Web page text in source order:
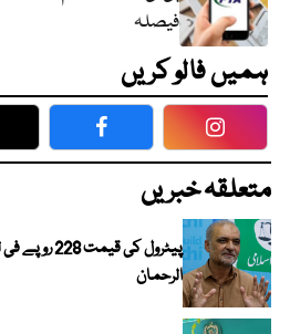
فیصلہ
ہمیں فالو کریں
Facebook
متعلقہ خبریں
پیٹرول کی
الرحمان